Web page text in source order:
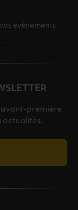
événements
avant-première
actualités.